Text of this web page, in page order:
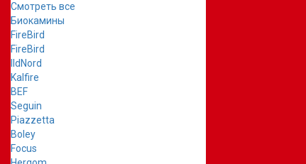
Смотреть все
Биокамины
FireBird
FireBird
IldNord
Kalfire
BEF
Seguin
Piazzetta
Boley
Focus